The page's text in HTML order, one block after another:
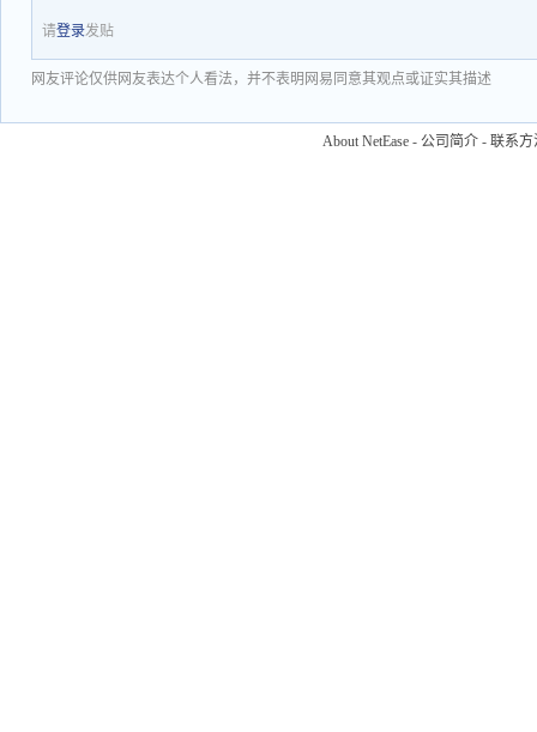
请登录发贴
网友评论仅供网友表达个人看法，并不表明网易同意其观点或证实其描述
About NetEase - 公司简介 - 联系方